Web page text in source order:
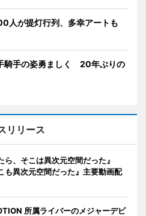
人が提灯行列、多幸アートも
騎手の姿勇ましく 20年ぶりの
リリース
、そこは異次元空間だった』
も異次元空間だった』主要動画配
所属ライバーのメジャーデビ